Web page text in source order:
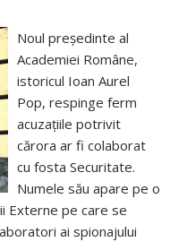
Noul preşedinte al
Academiei Române,
istoricul Ioan Aurel
Pop, respinge ferm
acuzaţiile potrivit
cărora ar fi colaborat
cu fosta Securitate.
Numele său apare pe o
Externe pe care se
ai spionajului